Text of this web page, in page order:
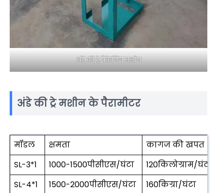
अंडे की ट्रे पैकेजिंग मशीन
अंडे की ट्रे मशीन के पैरामीटर
मॉडल क्षमता
कागज की खपत
SL-3*1
1000-1500पीसीएस/घंटा
120किलोग्राम/घंटा
SL-4*1
1500-2000पीसीएस/घंटा 160किग्रा/घंटा